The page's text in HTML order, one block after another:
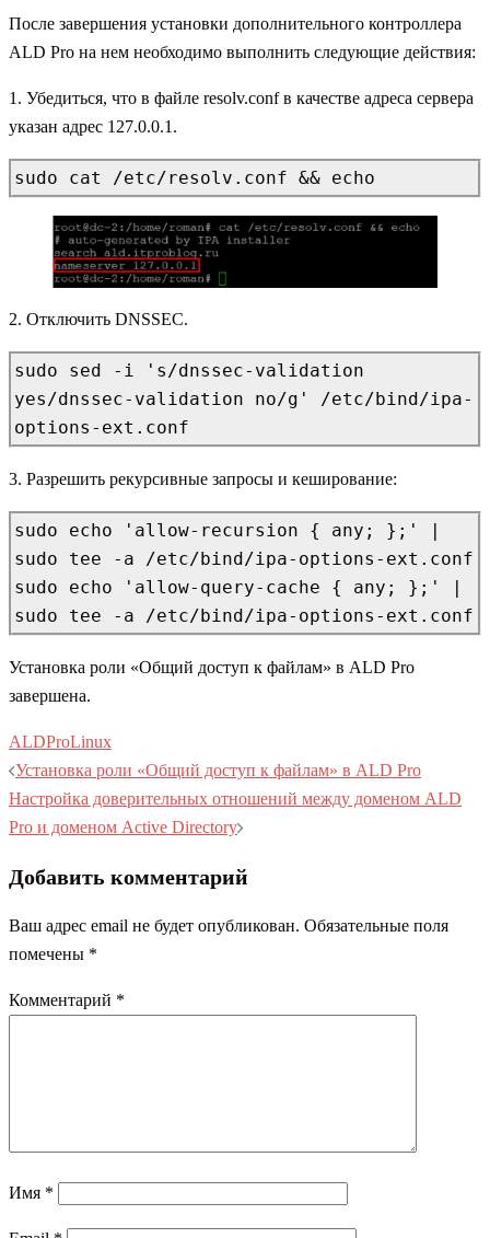
После завершения установки дополнительного контроллера
ALD Pro на нем необходимо выполнить следующие действия:
1. Убедиться, что в файле resolv.conf в качестве адреса сервера
указан адрес 127.0.0.1.
sudo cat /etc/resolv.conf && echo
2. Отключить DNSSEC.
sudo sed -i 's/dnssec-validation
yes/dnssec-validation no/g' /etc/bind/ipa-
options-ext.conf
3. Разрешить рекурсивные запросы и кеширование:
sudo echo 'allow-recursion { any; };' |
sudo tee -a /etc/bind/ipa-options-ext.conf
sudo echo 'allow-query-cache { any; };' |
sudo tee -a /etc/bind/ipa-options-ext.conf
Установка роли «Общий доступ к файлам» в ALD Pro
завершена.
ALDProLinux
Навигация
записи
Установка роли «Общий доступ к файлам» в ALD Pro
Настройка доверительных отношений между доменом ALD
Pro и доменом Active Directory
Добавить комментарий
Ваш адрес email не будет опубликован. Обязательные поля
помечены *
Комментарий *
Имя *